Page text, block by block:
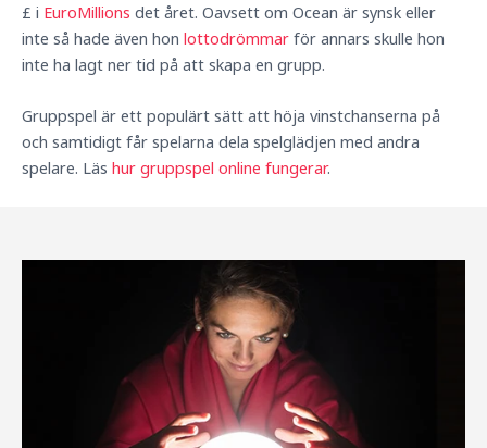
£ i EuroMillions det året. Oavsett om Ocean är synsk eller
inte så hade även hon lottodrömmar för annars skulle hon
inte ha lagt ner tid på att skapa en grupp.
Gruppspel är ett populärt sätt att höja vinstchanserna på
och samtidigt får spelarna dela spelglädjen med andra
spelare. Läs hur gruppspel online fungerar.